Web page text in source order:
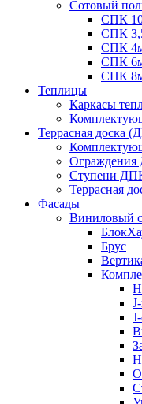
Сотовый
СПК
СПК
СПК
СПК
СПК
Теплицы
Каркасы
Террасная доска
Ступени
Террасная
Фасады
Виниловый
Брус